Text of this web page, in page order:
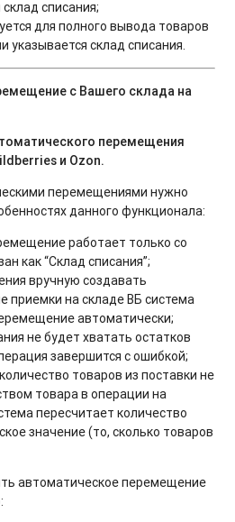
списания;
для полного вывода товаров
указывается склад списания.
с Вашего склада на
перемещения
и Ozon.
перемещениями нужно
данного функционала:
работает только со
как “Склад списания”;
вручную создавать
приемки на складе ВБ система
автоматически;
не будет хватать остатков
завершится с ошибкой;
товаров из поставки не
товара в операции на
пересчитает количество
значение (то, сколько товаров
автоматическое перемещение